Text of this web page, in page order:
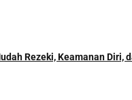
Rezeki, Keamanan Diri,